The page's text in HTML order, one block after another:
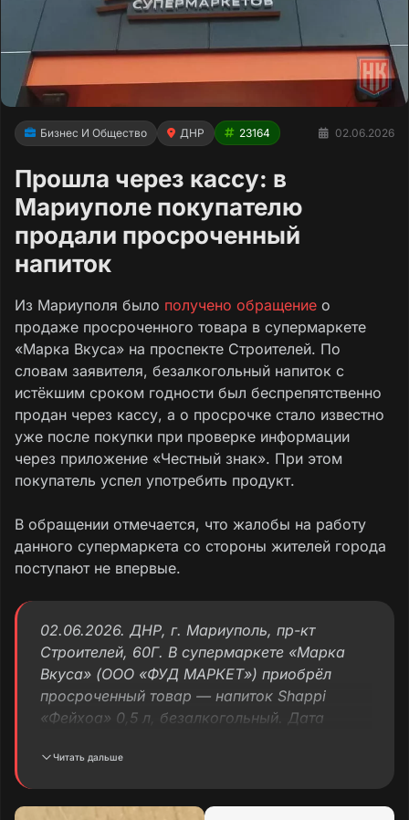
Бизнес И Общество ДНР 23164 02.06.2026
Прошла через кассу: в
Мариуполе покупателю
продали просроченный
напиток
Из Мариуполя было получено обращение о
продаже просроченного товара в супермаркете
«Марка Вкуса» на проспекте Строителей. По
словам заявителя, безалкогольный напиток с
истёкшим сроком годности был беспрепятственно
продан через кассу, а о просрочке стало известно
уже после покупки при проверке информации
через приложение «Честный знак». При этом
покупатель успел употребить продукт.
В обращении отмечается, что жалобы на работу
данного супермаркета со стороны жителей города
поступают не впервые.
02.06.2026. ДНР, г. Мариуполь, пр-кт
Строителей, 60Г. В супермаркете «Марка
Вкуса» (ООО «ФУД МАРКЕТ») приобрёл
просроченный товар — напиток Shappi
«Фейхоа» 0,5 л, безалкогольный. Дата
пробили через кассу. Я успел его выпить и
об истёкшем сроке годности продукта.
Читать дальше